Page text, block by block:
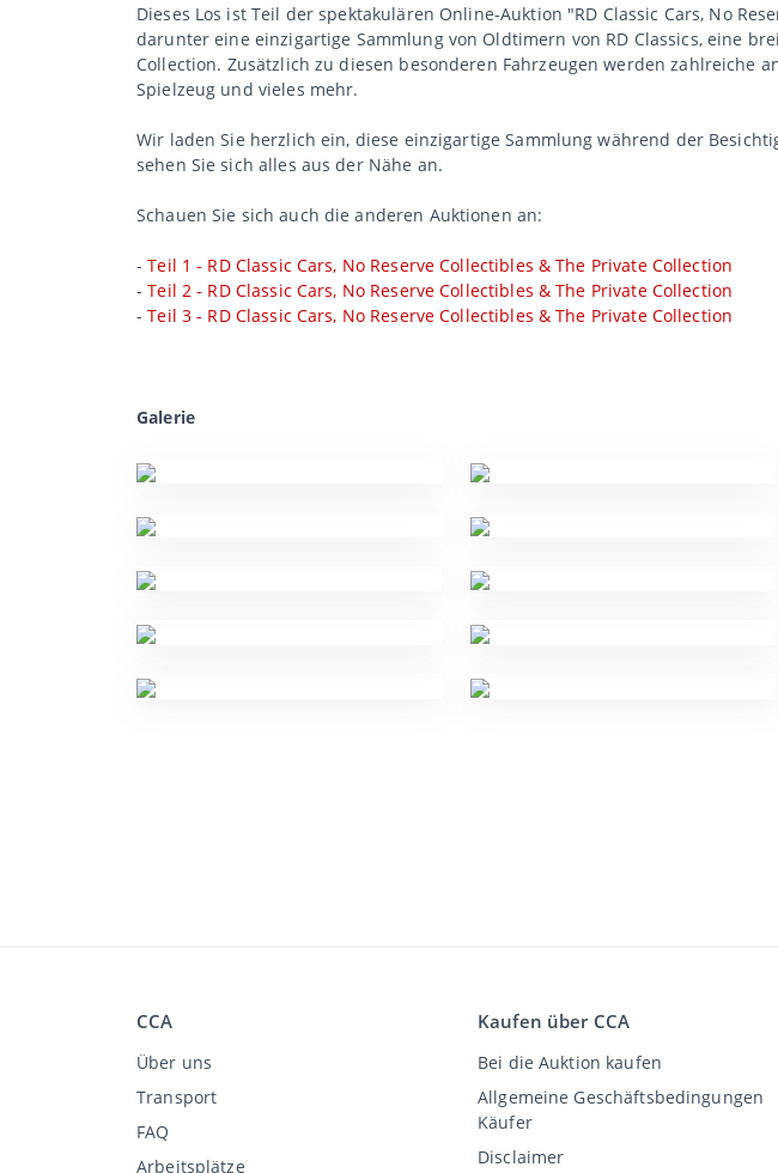
Dieses Los ist Teil der spektakulären Online-Auktion "RD Classic Cars, No
darunter eine einzigartige Sammlung von Oldtimern von RD Classics, eine
Collection. Zusätzlich zu diesen besonderen Fahrzeugen werden zahlreiche
Spielzeug und vieles mehr.
Wir laden Sie herzlich ein, diese einzigartige Sammlung während der
sehen Sie sich alles aus der Nähe an.
Schauen Sie sich auch die anderen Auktionen an:
-Teil 1 - RD Classic Cars, No Reserve Collectibles & The Private Collection
-Teil 2 - RD Classic Cars, No Reserve Collectibles & The Private Collection
-Teil 3 - RD Classic Cars, No Reserve Collectibles & The Private Collection
Galerie
CCA
Über uns
Transport
FAQ
Arbeitsplätze
Kaufen über CCA
Bei die Auktion kaufen
Allgemeine Geschäftsbedingungen
Käufer
Disclaimer